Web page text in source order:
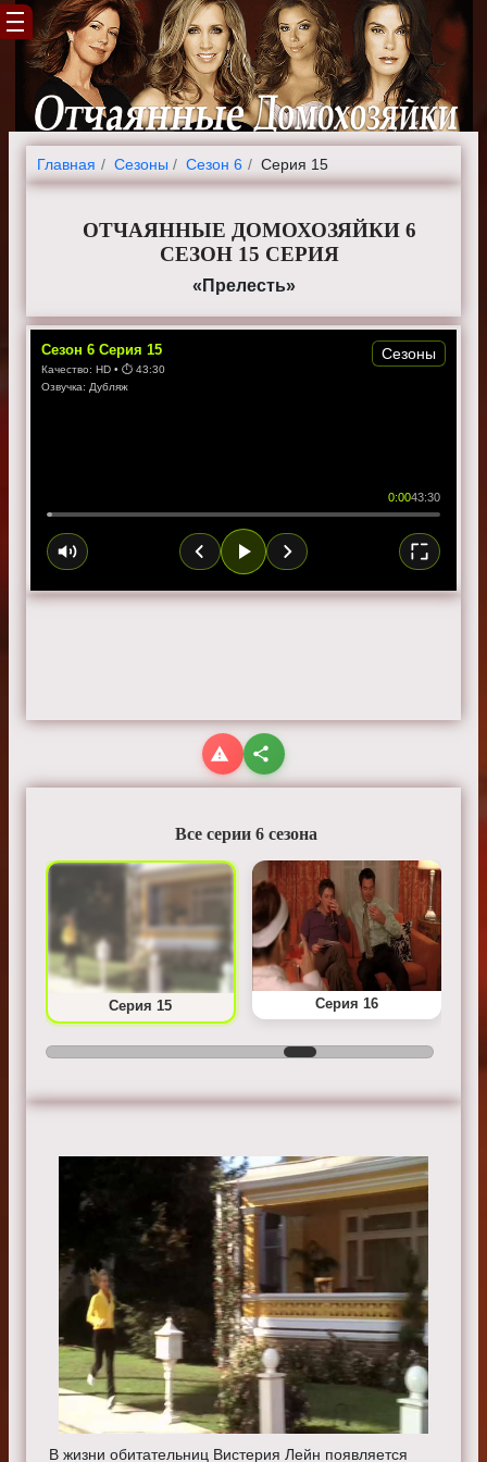
Главная Cезоны Сезон 6 Серия 15
ОТЧАЯННЫЕ ДОМОХОЗЯЙКИ 6
СЕЗОН 15 СЕРИЯ
«Прелесть»
Сезон 6 Серия 15
Качество: HD • ⏱ 43:30
Озвучка: Дубляж
0:0043:30
Сезоны
Все серии 6 сезона
Серия 15 Серия 16
В жизни обитательниц Вистерия Лейн появляется